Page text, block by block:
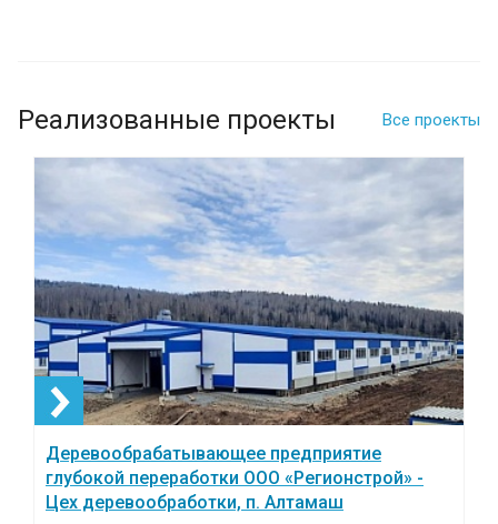
Все проекты
Реализованные проекты
Деревообрабатывающее предприятие
глубокой переработки ООО «Регионстрой» -
Цех деревообработки, п. Алтамаш